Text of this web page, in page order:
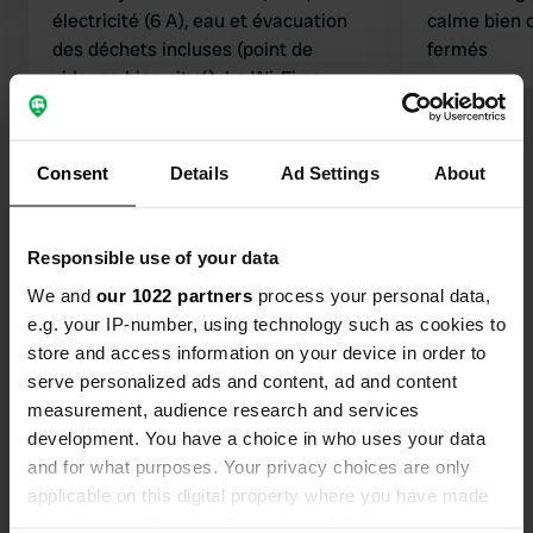
Consent Details Ad Settings About
Responsible use of your data
We and our 1022 partners process your personal data,
e.g. your IP-number, using technology such as cookies to
store and access information on your device in order to
serve personalized ads and content, ad and content
measurement, audience research and services
development. You have a choice in who uses your data
and for what purposes. Your privacy choices are only
applicable on this digital property where you have made
électricité (6 A), eau et évacuation
des déchets incluses (point de
vidange bien situé). Le Wi-Fi ne
L'emplacement est arboré et offre
parfois difficile à cause des arbres,
plus. Je recommande cet
emplacement et j'y retournerai si
besoin. …
calme bien
fermés
Contact